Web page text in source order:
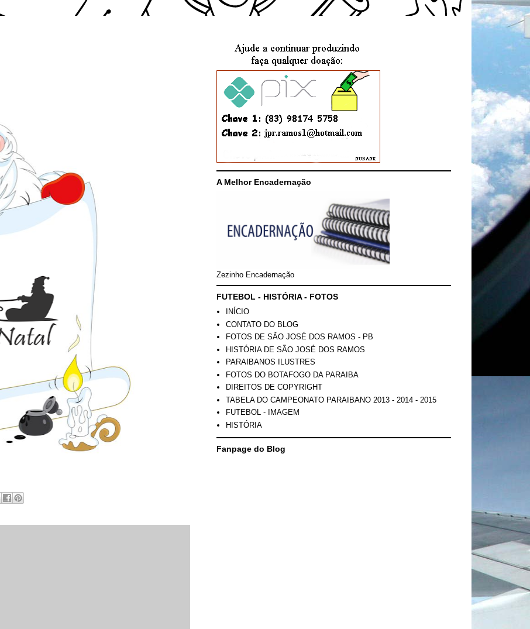
A Melhor Encadernação
Zezinho Encadernação
FUTEBOL - HISTÓRIA - FOTOS
INÍCIO
CONTATO DO BLOG
FOTOS DE SÃO JOSÉ DOS RAMOS - PB
HISTÓRIA DE SÃO JOSÉ DOS RAMOS
PARAIBANOS ILUSTRES
FOTOS DO BOTAFOGO DA PARAIBA
DIREITOS DE COPYRIGHT
TABELA DO CAMPEONATO PARAIBANO 2013 - 2014 - 2015
FUTEBOL - IMAGEM
HISTÓRIA
Fanpage do Blog